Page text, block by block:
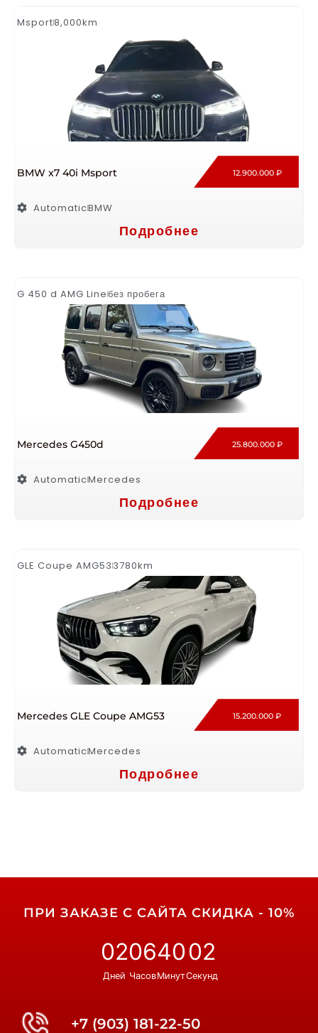
Msport8,000km
BMW x7 40i Msport 12.900.000 ₽
AutomaticBMW
Подробнее
G 450 d AMG Lineбез пробега
Mercedes G450d 25.800.000 ₽
AutomaticMercedes
Подробнее
GLE Coupe AMG53 3780km
Mercedes GLE Coupe AMG53 15.200.000 ₽
AutomaticMercedes
Подробнее
ПРИ ЗАКАЗЕ С САЙТА СКИДКА - 10%
02
Дней
06
Часов
40
Минут
01
Секунд
+7 (903) 181-22-50